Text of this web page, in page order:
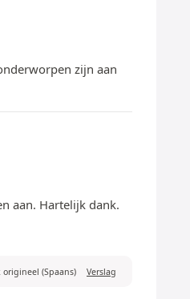
zijn aan
aan. Hartelijk dank.
origineel (Spaans) Verslag